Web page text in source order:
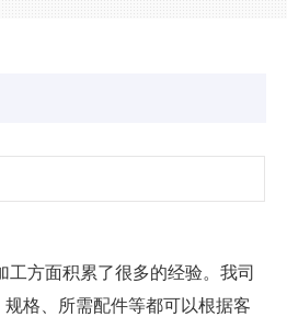
工方面积累了很多的经验。我司
格、所需配件等都可以根据客